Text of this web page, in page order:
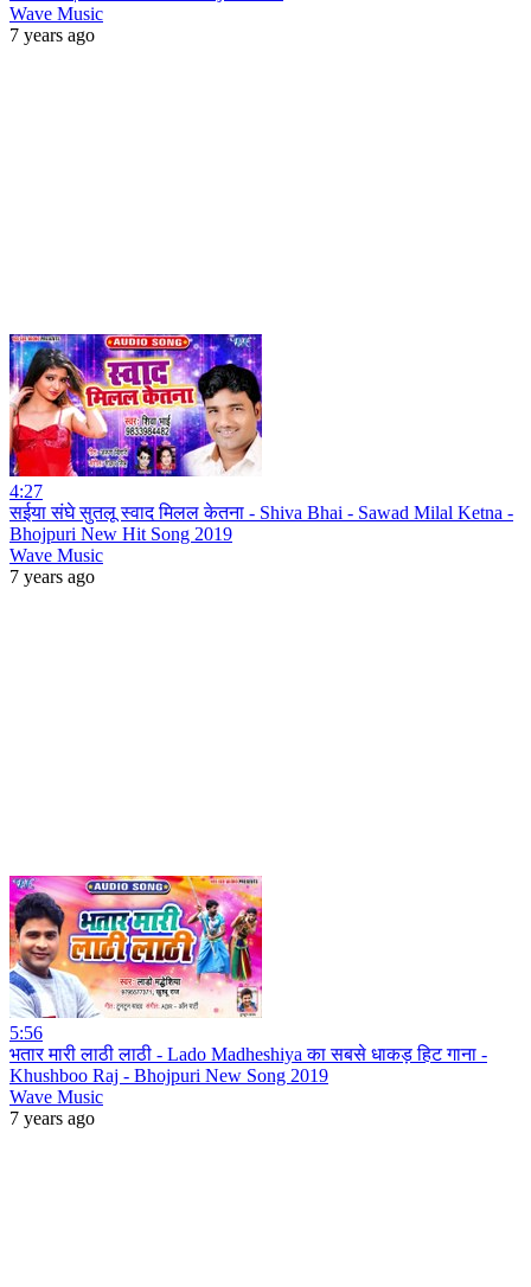
Wave Music
7 years ago
4:27
सईया संघे सुतलू स्वाद मिलल केतना - Shiva Bhai - Sawad Milal Ketna -
Bhojpuri New Hit Song 2019
Wave Music
7 years ago
5:56
भतार मारी लाठी लाठी - Lado Madheshiya का सबसे धाकड़ हिट गाना -
Khushboo Raj - Bhojpuri New Song 2019
Wave Music
7 years ago